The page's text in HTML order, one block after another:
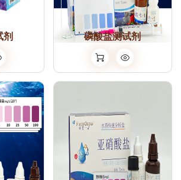
剂 磷酸盐测试剂